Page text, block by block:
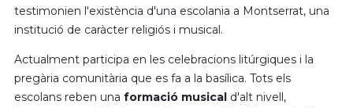
testimonien l'existència d'una escolania a Montserrat, una
institució de caràcter religiós i musical.
Actualment participa en les celebracions litúrgiques i la
pregària comunitària que es fa a la basílica. Tots els
escolans reben una formació musical d'alt nivell,